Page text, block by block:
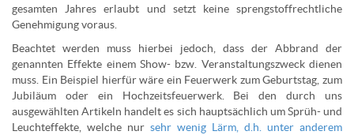
gesamten Jahres erlaubt und setzt keine sprengstoffrechtliche
Genehmigung voraus.
Beachtet werden muss hierbei jedoch, dass der Abbrand der
genannten Effekte einem Show- bzw. Veranstaltungszweck dienen
muss. Ein Beispiel hierfür wäre ein Feuerwerk zum Geburtstag, zum
Jubiläum oder ein Hochzeitsfeuerwerk. Bei den durch uns
ausgewählten Artikeln handelt es sich hauptsächlich um Sprüh- und
Leuchteffekte, welche nur sehr wenig Lärm, d.h. unter anderem